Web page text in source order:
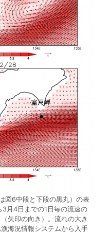
6中段と下段の黒丸）の表
3月4日までの1日毎の流速の
矢印の向き）。流れの大き
海況情報システムから入手